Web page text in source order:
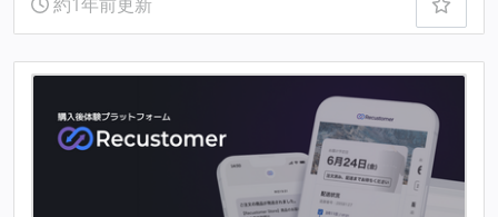
約1年前更新